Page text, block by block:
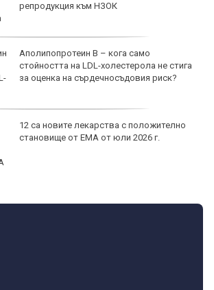
репродукция към НЗОК
Аполипопротеин B – кога само
стойността на LDL-холестерола не стига
за оценка на сърдечносъдовия риск?
12 са новите лекарства с положително
становище от ЕМА от юли 2026 г.